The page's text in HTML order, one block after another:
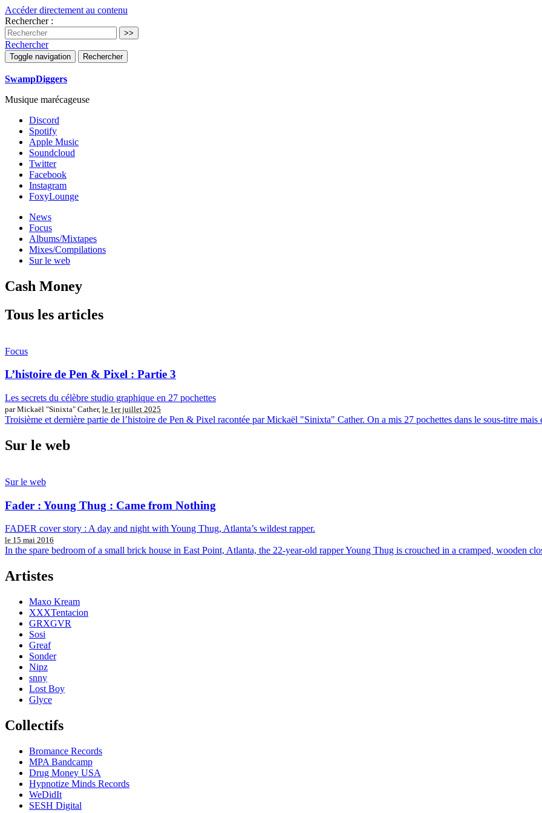
Accéder directement au contenu
Rechercher :
Rechercher
Toggle navigation Rechercher
SwampDiggers
Musique marécageuse
Discord
Spotify
Apple Music
Soundcloud
Twitter
Facebook
Instagram
FoxyLounge
News
Focus
Albums/Mixtapes
Mixes/Compilations
Sur le web
Cash Money
Tous les articles
Focus
L’histoire de Pen & Pixel : Partie 3
Les secrets du célèbre studio graphique en 27 pochettes
par Mickaël "Sinixta" Cather, le 1er juillet 2025
Troisième et dernière partie de l’histoire de Pen & Pixel racontée par Mickaël "Sinixta" Cather. On a mis 27 pochettes dans le sous-titre mais
Sur le web
Sur le web
Fader : Young Thug : Came from Nothing
FADER cover story : A day and night with Young Thug, Atlanta’s wildest rapper.
le 15 mai 2016
In the spare bedroom of a small brick house in East Point, Atlanta, the 22-year-old rapper Young Thug is crouched in a cramped, wooden
Artistes
Maxo Kream
XXXTentacion
GRXGVR
Sosi
Greaf
Sonder
Nipz
snny
Lost Boy
Glyce
Collectifs
Bromance Records
MPA Bandcamp
Drug Money USA
Hypnotize Minds Records
WeDidIt
SESH Digital